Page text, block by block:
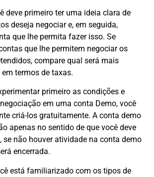
deve primeiro ter uma ideia clara de
deseja negociar e, em seguida,
que lhe permita fazer isso. Se
que lhe permitem negociar os
compare qual será mais
termos de taxas.
primeiro as condições e
em uma conta Demo, você
criá-los gratuitamente. A conta demo
apenas no sentido de que você deve
se não houver atividade na conta demo
encerrada.
está familiarizado com os tipos de